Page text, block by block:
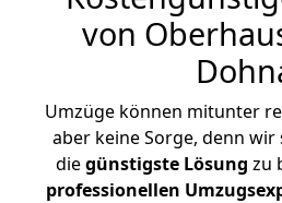
von
Umzüge können mitunter
aber keine Sorge, denn wir
diegünstigste Lösung zu
professionellen